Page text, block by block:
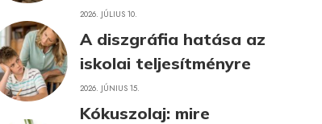
2026. JÚLIUS 10.
A diszgráfia hatása az
iskolai teljesítményre
2026. JÚNIUS 15.
Kókuszolaj: mire